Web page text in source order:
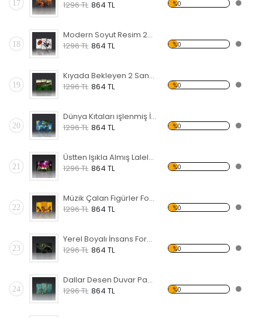
17
1296 TL 864 TL %0
18
Modern Soyut Resim 22 Forex Tablo
1296 TL 864 TL %0
19
Kıyada Bekleyen 2 Sandal Forex Tablo
1296 TL 864 TL %0
20
Dünya Kıtaları işlenmiş İnsan Yüzü Forex Tablo
1296 TL 864 TL %0
21
Üstten Işıkla Almış Laleler Forex Tablo
1296 TL 864 TL %0
22
Müzik Çalan Figürler Forex Tablo
1296 TL 864 TL %0
23
Yerel Boyalı İnsans Forex Tablo
1296 TL 864 TL %0
24
Dallar Desen Duvar Panosu
1296 TL 864 TL %0